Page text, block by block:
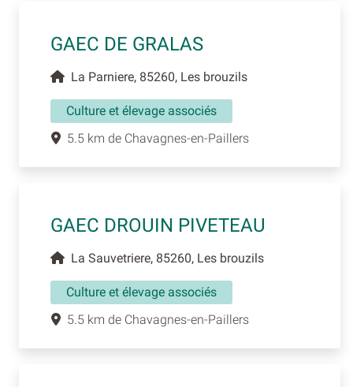
GAEC DE GRALAS
La Parniere, 85260, Les brouzils
Culture et élevage associés
5.5 km de Chavagnes-en-Paillers
GAEC DROUIN PIVETEAU
La Sauvetriere, 85260, Les brouzils
Culture et élevage associés
5.5 km de Chavagnes-en-Paillers